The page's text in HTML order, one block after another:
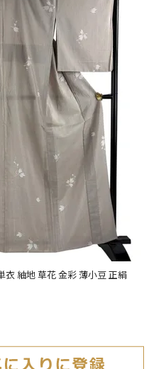
紬地 草花 金彩 薄小豆 正絹